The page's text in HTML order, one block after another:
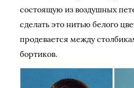
состоящую из воздушных
сделать это нитью белого
продевается между
бортиков.